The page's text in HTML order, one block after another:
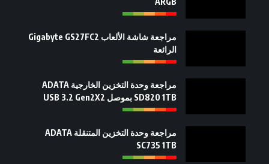
مراجعة شاشة الألعاب Gigabyte GS27FC2
الرائعة
مراجعة وحدة التخزين الخارجية ADATA
SD820 1TB بموصل USB 3.2 Gen2X2
مراجعة وحدة التخزين المتنقلة ADATA
SC735 1TB